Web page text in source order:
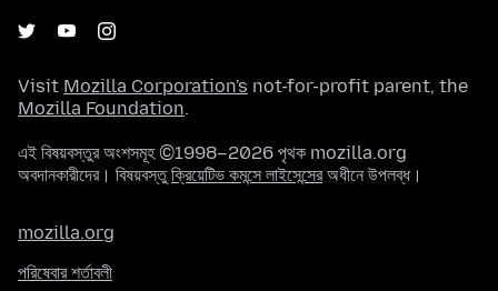
Visit Mozilla Corporation's not-for-profit parent, the
Mozilla Foundation.
এই বিষয়বস্তুর অংশসমূহ ©1998–2026 পৃথক mozilla.org
অবদানকারীদের। বিষয়বস্তুক্রিয়েটিভ কমন্সে লাইসেন্সেরঅধীনে উপলব্ধ।
mozilla.org
পরিষেবার শর্তাবলী